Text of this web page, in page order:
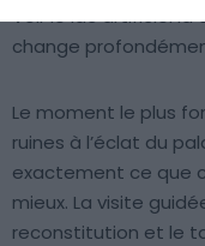
Voir le lac artificiel là
change
Le moment le plus
ruines à l’éclat du
exactement ce que
mieux. La visite
reconstitution et le